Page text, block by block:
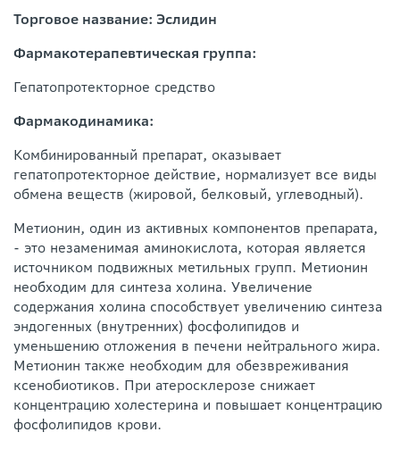
Торговое название: Эслидин
Фармакотерапевтическая группа:
Гепатопротекторное средство
Фармакодинамика:
Комбинированный препарат, оказывает
гепатопротекторное действие, нормализует все виды
обмена веществ (жировой, белковый, углеводный).
Метионин, один из активных компонентов препарата,
- это незаменимая аминокислота, которая является
источником подвижных метильных групп. Метионин
необходим для синтеза холина. Увеличение
содержания холина способствует увеличению синтеза
эндогенных (внутренних) фосфолипидов и
уменьшению отложения в печени нейтрального жира.
Метионин также необходим для обезвреживания
ксенобиотиков. При атеросклерозе снижает
концентрацию холестерина и повышает концентрацию
фосфолипидов крови.